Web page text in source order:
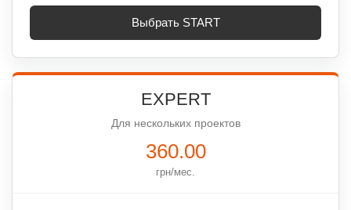
Выбрать START
EXPERT
Для нескольких проектов
360.00
грн/мес.